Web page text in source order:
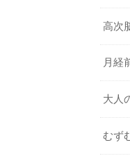
高次
月経
大人
むず